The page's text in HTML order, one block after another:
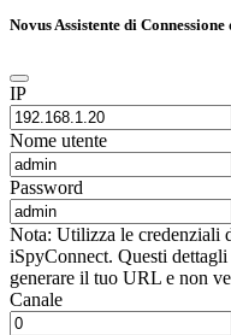
Novus Assistente di
IP
Nome utente
Password
Nota: Utilizza le credenziali
iSpyConnect. Questi
generare il tuo URL e non
Canale